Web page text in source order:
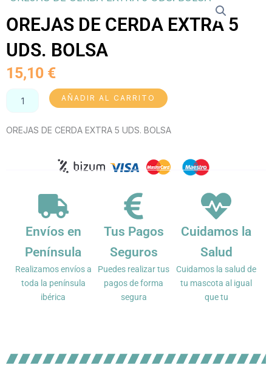
OREJAS DE CERDA EXTRA 5
UDS. BOLSA
15,10 €
EXTRA
AÑADIR AL CARRITO
OREJAS DE CERDA EXTRA 5 UDS. BOLSA
Envíos en
Península
Realizamos envíos a
toda la península
ibérica
Tus Pagos
Seguros
Puedes realizar tus
pagos de forma
segura
Cuidamos la
Salud
Cuidamos la salud de
tu mascota al igual
que tu